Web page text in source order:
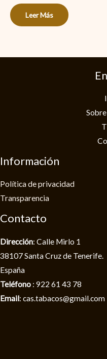
Leer Más
Información
Política de privacidad​
Transparencia
Contacto
Dirección: Calle Mirlo 1
38107 Santa Cruz de Tenerife.
España
Teléfono : 922 61 43 78
Email: cas.tabacos@gmail.com